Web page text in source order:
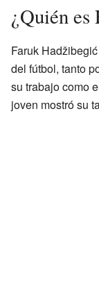
¿Quién
Faruk
del fútbol, tanto
su trabajo como
joven mostró su